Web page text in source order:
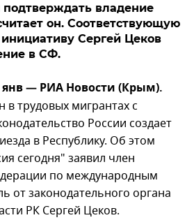
подтверждать владение
он. Соответствующую
Сергей Цеков
в СФ.
— РИА Новости (Крым).
в трудовых мигрантах c
России создает
в Республику. Об этом
сегодня" заявил член
по международным
от законодательного органа
РК Сергей Цеков.